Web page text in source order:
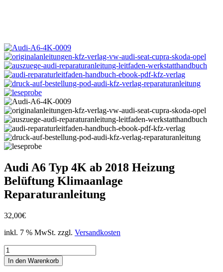
Audi A6 Typ 4K ab 2018 Heizung
Belüftung Klimaanlage
Reparaturanleitung
32,00€
inkl. 7 % MwSt. zzgl. Versandkosten
Audi
A6
Typ
In den Warenkorb